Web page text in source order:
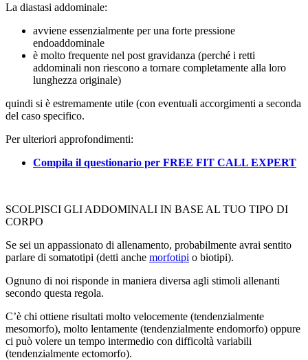
La diastasi addominale:
avviene essenzialmente per una forte pressione
endoaddominale
è molto frequente nel post gravidanza (perché i retti
addominali non riescono a tornare completamente alla loro
lunghezza originale)
quindi si è estremamente utile (con eventuali accorgimenti a seconda
del caso specifico.
Per ulteriori approfondimenti:
Compila il questionario per FREE FIT CALL EXPERT
SCOLPISCI GLI ADDOMINALI IN BASE AL TUO TIPO DI
CORPO
Se sei un appassionato di allenamento, probabilmente avrai sentito
parlare di somatotipi (detti anche morfotipi o biotipi).
Ognuno di noi risponde in maniera diversa agli stimoli allenanti
secondo questa regola.
C’è chi ottiene risultati molto velocemente (tendenzialmente
mesomorfo), molto lentamente (tendenzialmente endomorfo) oppure
ci può volere un tempo intermedio con difficoltà variabili
(tendenzialmente ectomorfo).